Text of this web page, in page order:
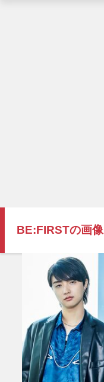
BE:FIRSTの画像